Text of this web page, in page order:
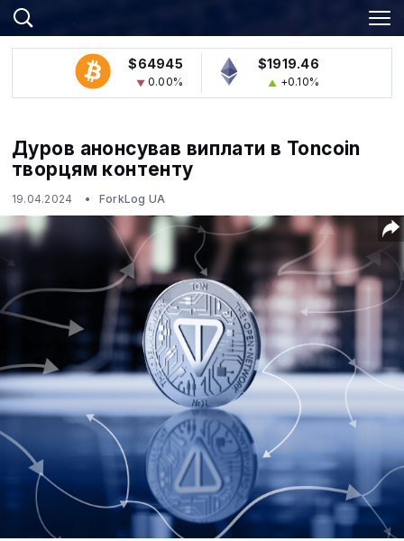
$64945
0.00%
$1919.46
+0.10%
Дуров анонсував виплати в Toncoin
творцям контенту
19.04.2024 ForkLog UA